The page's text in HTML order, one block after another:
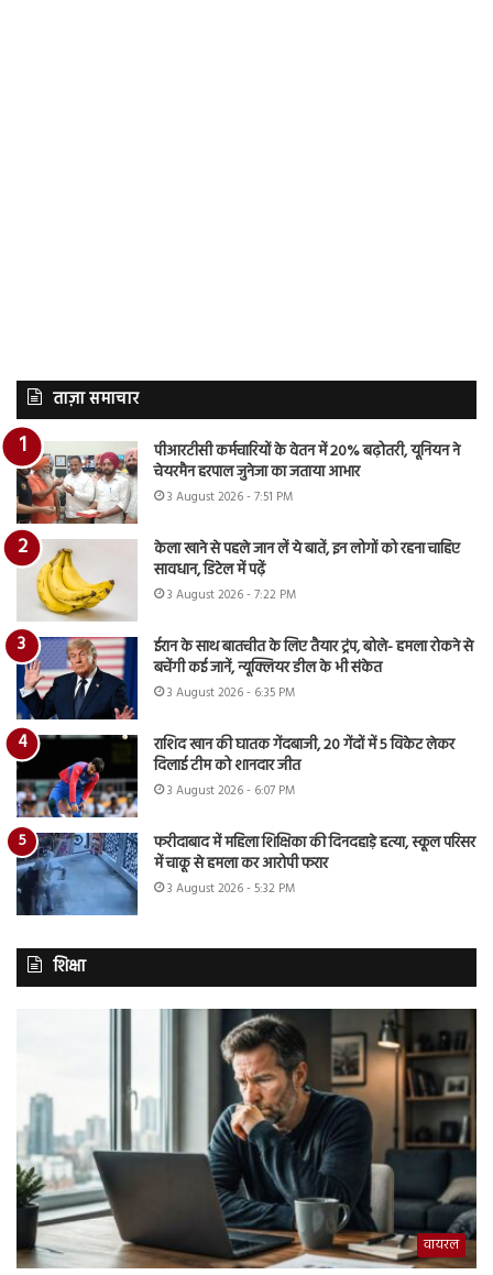
ताज़ा समाचार
पीआरटीसी कर्मचारियों के वेतन में 20% बढ़ोतरी, यूनियन ने
चेयरमैन हरपाल जुनेजा का जताया आभार
3 August 2026 - 7:51 PM
केला खाने से पहले जान लें ये बातें, इन लोगों को रहना चाहिए
सावधान, डिटेल में पढ़ें
3 August 2026 - 7:22 PM
ईरान के साथ बातचीत के लिए तैयार ट्रंप, बोले- हमला रोकने से
बचेंगी कई जानें, न्यूक्लियर डील के भी संकेत
3 August 2026 - 6:35 PM
राशिद खान की घातक गेंदबाजी, 20 गेंदों में 5 विकेट लेकर
दिलाई टीम को शानदार जीत
3 August 2026 - 6:07 PM
फरीदाबाद में महिला शिक्षिका की दिनदहाड़े हत्या, स्कूल परिसर
में चाकू से हमला कर आरोपी फरार
3 August 2026 - 5:32 PM
शिक्षा
वायरल